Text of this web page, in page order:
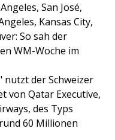
San José,
Kansas City,
So sah der
WM-Woche im
nutzt der Schweizer
von Qatar Executive,
des Typs
60 Millionen